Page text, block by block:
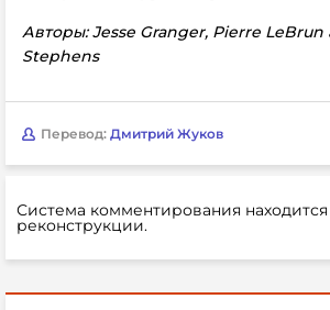
Авторы: Jesse Granger, Pierre LeBrun
Stephens
Перевод: Дмитрий Жуков
Система комментирования находится
реконструкции.